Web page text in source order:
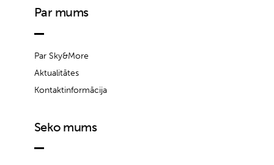
Par mums
Par Sky&More
Aktualitātes
Kontaktinformācija
Seko mums